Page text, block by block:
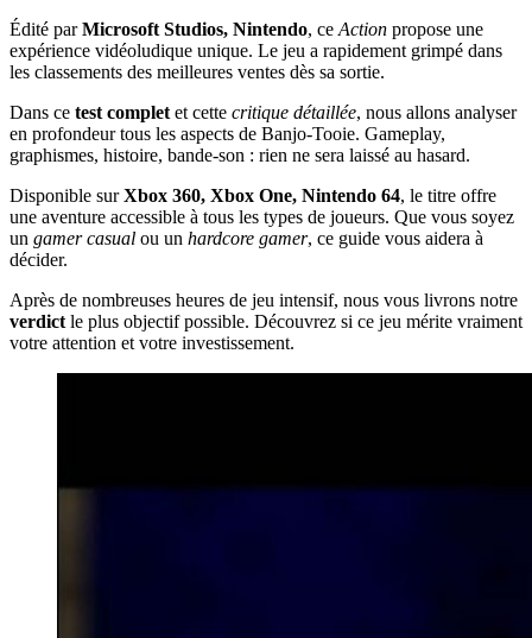
Édité parMicrosoft Studios, Nintendo, ce Action propose une
expérience vidéoludique unique. Le jeu a rapidement grimpé dans
les classements des meilleures ventes dès sa sortie.
Dans ce test complet et cette critique détaillée, nous allons analyser
en profondeur tous les aspects de Banjo-Tooie. Gameplay,
graphismes, histoire, bande-son : rien ne sera laissé au hasard.
Disponible surXbox 360, Xbox One, Nintendo 64, le titre offre
une aventure accessible à tous les types de joueurs. Que vous soyez
un gamer casual ou un hardcore gamer, ce guide vous aidera à
décider.
Après de nombreuses heures de jeu intensif, nous vous livrons notre
verdict le plus objectif possible. Découvrez si ce jeu mérite vraiment
votre attention et votre investissement.